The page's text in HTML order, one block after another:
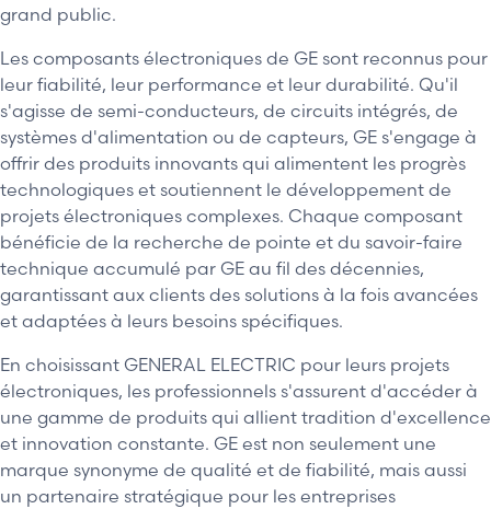
grand public.
Les composants électroniques de GE sont reconnus pour
leur fiabilité, leur performance et leur durabilité. Qu'il
s'agisse de semi-conducteurs, de circuits intégrés, de
systèmes d'alimentation ou de capteurs, GE s'engage à
offrir des produits innovants qui alimentent les progrès
technologiques et soutiennent le développement de
projets électroniques complexes. Chaque composant
bénéficie de la recherche de pointe et du savoir-faire
technique accumulé par GE au fil des décennies,
garantissant aux clients des solutions à la fois avancées
et adaptées à leurs besoins spécifiques.
En choisissant GENERAL ELECTRIC pour leurs projets
électroniques, les professionnels s'assurent d'accéder à
une gamme de produits qui allient tradition d'excellence
et innovation constante. GE est non seulement une
marque synonyme de qualité et de fiabilité, mais aussi
un partenaire stratégique pour les entreprises